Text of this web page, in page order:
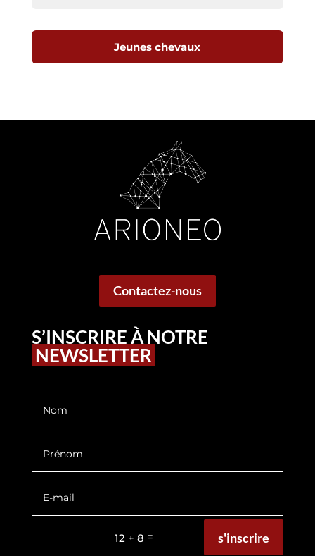
Jeunes chevaux
Contactez-nous
S’INSCRIRE À NOTRE
NEWSLETTER
12 + 8 = s'inscrire